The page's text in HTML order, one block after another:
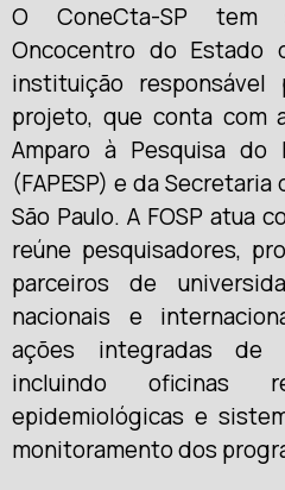
O ConeCta-SP tem
Oncocentro do Estado
instituição responsável
projeto, que conta com
Amparo à Pesquisa do
(FAPESP) e da
São Paulo. A FOSP atua
reúne pesquisadores,
parceiros de
nacionais e
ações integradas de
incluindo oficinas
epidemiológicas e
monitoramento dos